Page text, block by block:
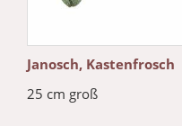
Janosch, Kastenfrosch
25 cm groß